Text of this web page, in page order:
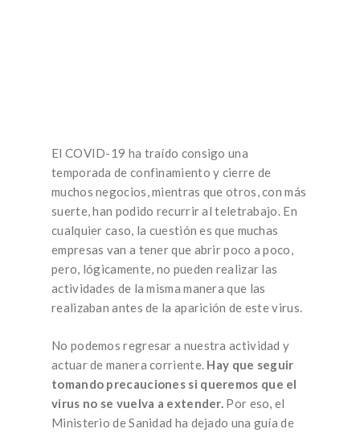
El COVID-19 ha traído consigo una
temporada de confinamiento y cierre de
muchos negocios, mientras que otros, con más
suerte, han podido recurrir al teletrabajo. En
cualquier caso, la cuestión es que muchas
empresas van a tener que abrir poco a poco,
pero, lógicamente, no pueden realizar las
actividades de la misma manera que las
realizaban antes de la aparición de este virus.
No podemos regresar a nuestra actividad y
actuar de manera corriente. Hay que seguir
tomando precauciones si queremos que el
virus no se vuelva a extender. Por eso, el
Ministerio de Sanidad ha dejado una guía de